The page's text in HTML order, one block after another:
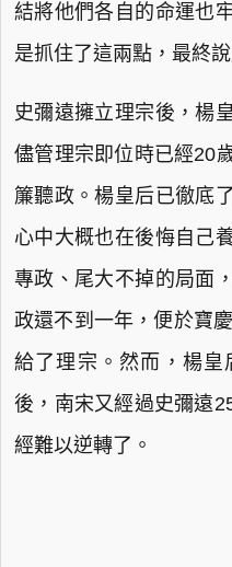
結將他們各自的命運也
是抓住了這兩點，最終
史彌遠擁立理宗後，楊
儘管理宗即位時已經20
簾聽政。楊皇后已徹底
心中大概也在後悔自己
專政、尾大不掉的局面
政還不到一年，便於寶
給了理宗。然而，楊
後，南宋又經過史彌遠
經難以逆轉了。